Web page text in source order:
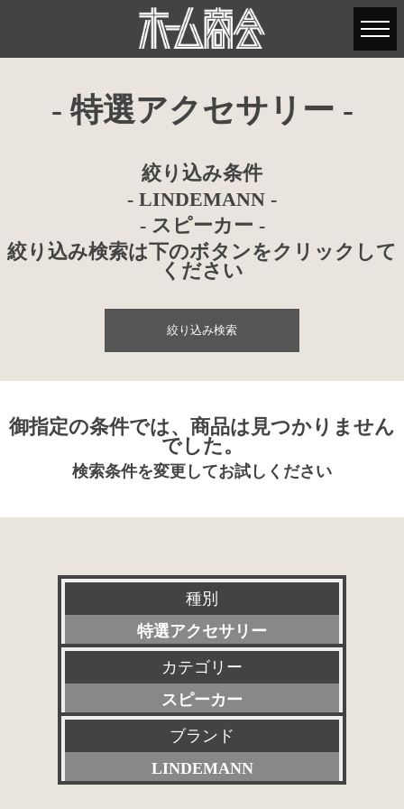
- 特選アクセサリー -
絞り込み条件
- LINDEMANN -
- スピーカー -
絞り込み検索は下のボタンをクリックして
ください
絞り込み検索
御指定の条件では、商品は見つかりません
でした。
検索条件を変更してお試しください
種別
特選アクセサリー
新品
委託販売品
特価品
その他委託販売品
カテゴリー
スピーカー
すべて
プリアンプ
ブランド
LINDEMANN